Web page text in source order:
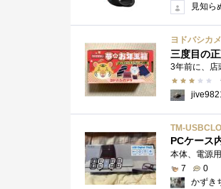
見知ら
ヨドバシカ
三度目の
TM-
PCケース
7
0
かずき